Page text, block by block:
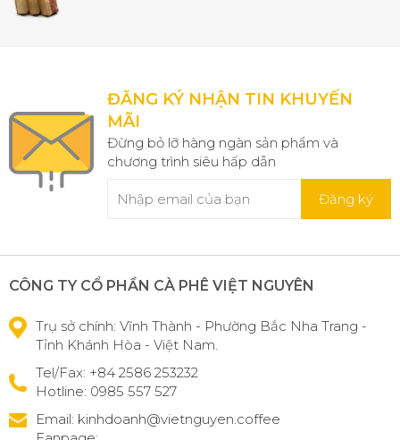
ĐĂNG KÝ NHẬN TIN KHUYẾN
MÃI
Đừng bỏ lỡ hàng ngàn sản phẩm và
chương trình siêu hấp dẫn
Đăng ký
CÔNG TY CỔ PHẦN CÀ PHÊ VIỆT NGUYÊN
Trụ sở chính: Vĩnh Thành - Phường Bắc Nha Trang -
Tỉnh Khánh Hòa - Việt Nam.
Tel/Fax: +84 2586 253232
Hotline: 0985 557 527
Email: kinhdoanh@vietnguyen.coffee